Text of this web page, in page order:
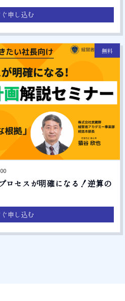
申し込む
無料
ロセスが明確になる！逆算の
申し込む